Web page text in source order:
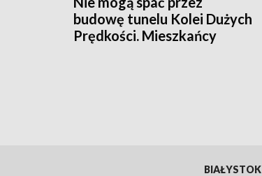
budowę tunelu Kolei Dużych
Prędkości. Mieszkańcy
BIAŁYSTOK